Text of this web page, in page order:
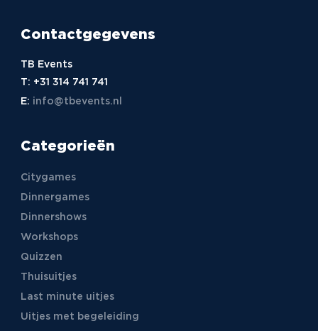
Contactgegevens
TB Events
T: +31 314 741 741
E: info@tbevents.nl
Categorieën
Citygames
Dinnergames
Dinnershows
Workshops
Quizzen
Thuisuitjes
Last minute uitjes
Uitjes met begeleiding